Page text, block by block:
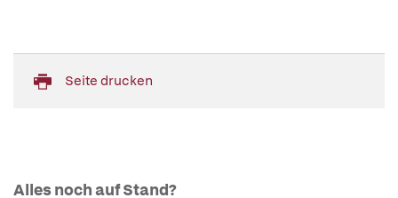
Seite drucken
Alles noch auf Stand?